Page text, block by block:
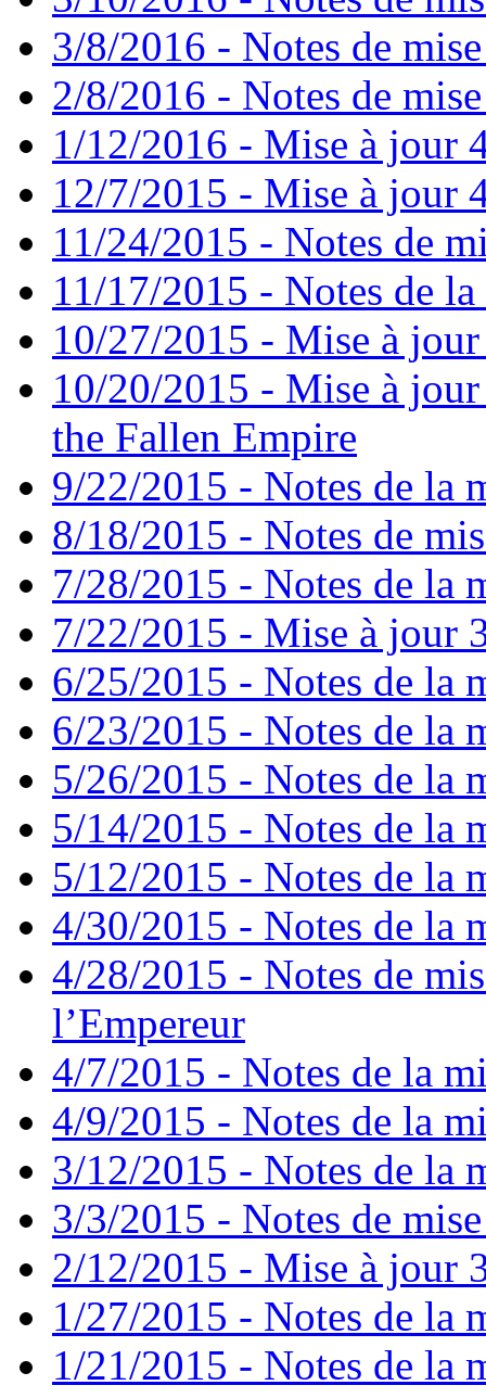
3/8/2016 - Notes de
2/8/2016 - Notes de
1/12/2016 - Mise à jour
12/7/2015 - Mise à jour
11/24/2015 - Notes de
11/17/2015 - Notes de
10/27/2015 - Mise à
10/20/2015 - Mise à
the Fallen Empire
9/22/2015 - Notes de la
8/18/2015 - Notes de
7/28/2015 - Notes de la
7/22/2015 - Mise à jour
6/25/2015 - Notes de la
6/23/2015 - Notes de la
5/26/2015 - Notes de la
5/14/2015 - Notes de la
5/12/2015 - Notes de la
4/30/2015 - Notes de la
4/28/2015 - Notes de
l’Empereur
4/7/2015 - Notes de la
4/9/2015 - Notes de la
3/12/2015 - Notes de la
3/3/2015 - Notes de
2/12/2015 - Mise à jour
1/27/2015 - Notes de la
1/21/2015 - Notes de la